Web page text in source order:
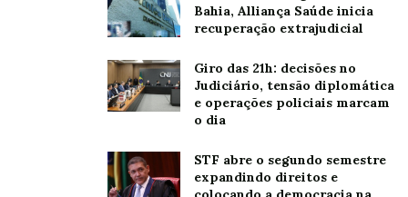
Bahia, Alliança Saúde inicia
recuperação extrajudicial
Giro das 21h: decisões no
Judiciário, tensão diplomática
e operações policiais marcam
o dia
STF abre o segundo semestre
expandindo direitos e